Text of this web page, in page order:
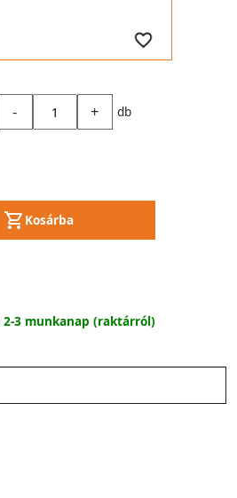
- + db
Kosárba
2-3 munkanap (raktárról)